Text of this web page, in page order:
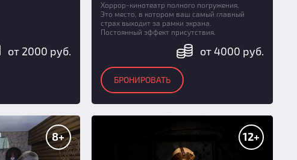
от 2000 руб.
Хоррор-кинотеатр полного погружения.
Это место, в котором ваш самый главный
страх выходит за рамки экрана.
Постоянный эффект присутствия.
от 4000 руб.
БРОНИРОВАТЬ
8+ 12+